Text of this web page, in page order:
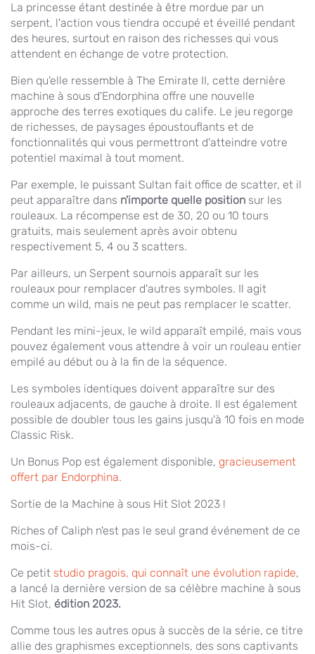
La princesse étant destinée à être mordue par un
serpent, l'action vous tiendra occupé et éveillé pendant
des heures, surtout en raison des richesses qui vous
attendent en échange de votre protection.
Bien qu'elle ressemble à The Emirate II, cette dernière
machine à sous d'Endorphina offre une nouvelle
approche des terres exotiques du calife. Le jeu regorge
de richesses, de paysages époustouflants et de
fonctionnalités qui vous permettront d'atteindre votre
potentiel maximal à tout moment.
Par exemple, le puissant Sultan fait office de scatter, et il
peut apparaître dans n'importe quelle position sur les
rouleaux. La récompense est de 30, 20 ou 10 tours
gratuits, mais seulement après avoir obtenu
respectivement 5, 4 ou 3 scatters.
Par ailleurs, un Serpent sournois apparaît sur les
rouleaux pour remplacer d'autres symboles. Il agit
comme un wild, mais ne peut pas remplacer le scatter.
Pendant les mini-jeux, le wild apparaît empilé, mais vous
pouvez également vous attendre à voir un rouleau entier
empilé au début ou à la fin de la séquence.
Les symboles identiques doivent apparaître sur des
rouleaux adjacents, de gauche à droite. Il est également
possible de doubler tous les gains jusqu'à 10 fois en mode
Classic Risk.
Un Bonus Pop est également disponible, gracieusement
offert par Endorphina.
Sortie de la Machine à sous Hit Slot 2023 !
Riches of Caliph n'est pas le seul grand événement de ce
mois-ci.
Ce petit studio pragois, qui connaît une évolution rapide,
a lancé la dernière version de sa célèbre machine à sous
Hit Slot, édition 2023.
Comme tous les autres opus à succès de la série, ce titre
allie des graphismes exceptionnels, des sons captivants